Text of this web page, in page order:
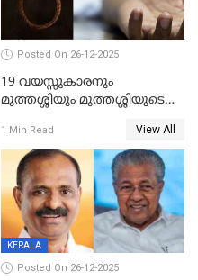
Posted On 26-12-2025
19 വയസ്സുകാരനും
മുത്തശ്ശിയും മുത്തശ്ശിയുടെ
മരിച്ചനിലയിൽ
1 Min Read View All
KERALA
Posted On 26-12-2025